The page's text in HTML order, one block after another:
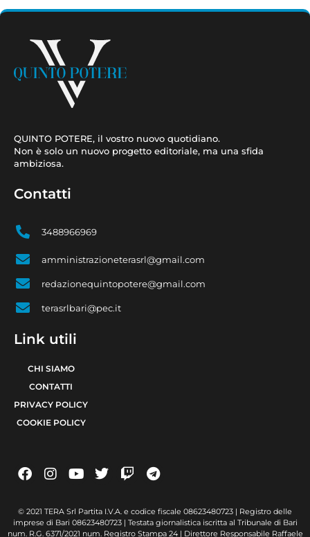
QUINTO POTERE, il vostro nuovo quotidiano.
Non è solo un nuovo progetto editoriale, ma una sfida
ambiziosa.
Contatti
3488966969
amministrazioneterasrl@gmail.com
redazionequintopotere@gmail.com
terasrlbari@pec.it
Link utili
CHI SIAMO
CONTATTI
PRIVACY POLICY
COOKIE POLICY
© 2021 TERA Srl Partita I.V.A. e codice fiscale 08623480723 | Registro delle
imprese di Bari 08623480723 | Testata giornalistica iscritta al Tribunale di Bari
num. R.G. 6371/2021 num. Registro Stampa 24 | Direttore Responsabile Raffaele